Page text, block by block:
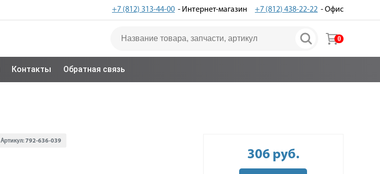
+7 (812) 313-44-00 - Интернет-магазин +7 (812) 438-22-22 - Офис
0
Контакты Обратная связь
Артикул:792-636-039
306 руб.